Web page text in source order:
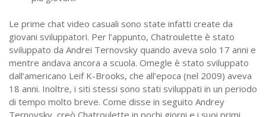
Le prime chat video casuali sono state infatti create da
giovani sviluppatori. Per l’appunto, Chatroulette è stato
sviluppato da Andrei Ternovsky quando aveva solo 17 anni e
mentre andava ancora a scuola. Omegle è stato sviluppato
dall’americano Leif K-Brooks, che all’epoca (nel 2009) aveva
18 anni. Inoltre, i siti stessi sono stati sviluppati in un periodo
di tempo molto breve. Come disse in seguito Andrey